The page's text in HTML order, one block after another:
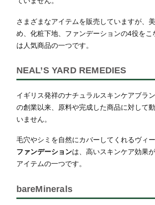
さまざまなアイテムを販売していますが、
め、化粧下地、ファンデーションの4役をこ
は人気商品の一つです。
NEAL’S YARD REMEDIES
イギリス発祥のナチュラルスキンケアブラ
の創業以来、原料や完成した商品に対して
いません。
毛穴やシミを自然にカバーしてくれるヴィ
ファンデーションは、高いスキンケア効果
アイテムの一つです。
bareMinerals